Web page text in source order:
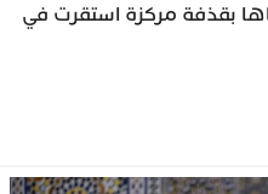
بقذفة مركزة استقرت في